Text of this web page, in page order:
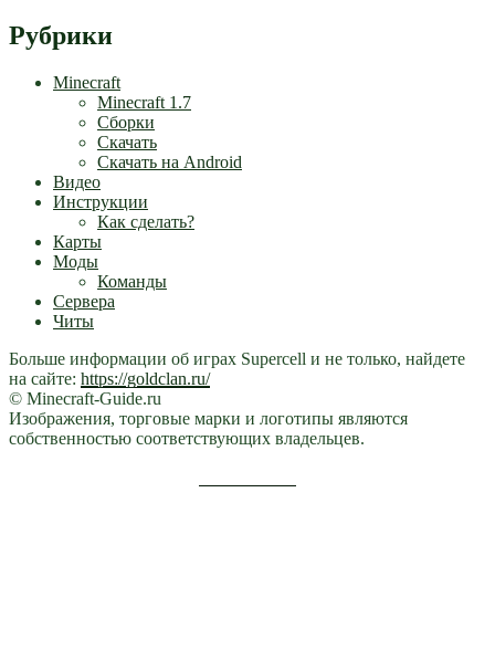
Рубрики
Minecraft
Minecraft 1.7
Сборки
Скачать
Скачать на Android
Видео
Инструкции
Как сделать?
Карты
Моды
Команды
Сервера
Читы
Больше информации об играх Supercell и не только, найдете
на сайте: https://goldclan.ru/
© Minecraft-Guide.ru
Изображения, торговые марки и логотипы являются
собственностью соответствующих владельцев.